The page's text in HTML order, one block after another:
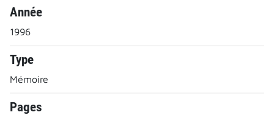
Année
1996
Type
Mémoire
Pages